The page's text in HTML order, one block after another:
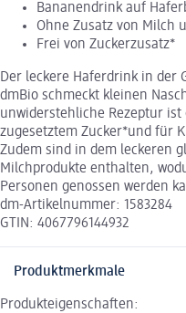
Bananendrink auf
Ohne Zusatz von Milch
Frei von Zuckerzusatz*
Der leckere Haferdrink in der
dmBio schmeckt kleinen
unwiderstehliche Rezeptur
zugesetztem Zucker*und für
Zudem sind in dem leckeren
Milchprodukte enthalten,
Personen genossen werden
dm-Artikelnummer: 1583284
GTIN: 4067796144932
Produktmerkmale
Produkteigenschaften: